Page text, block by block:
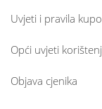
Uvjeti i pravila
Opći uvjeti
Objava cjenika